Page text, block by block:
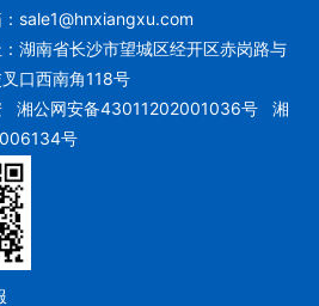
sale1@hnxiangxu.com
湖南省长沙市望城区经开区赤岗路与
口西南角118号
湘公网安备43011202001036号
湘
号